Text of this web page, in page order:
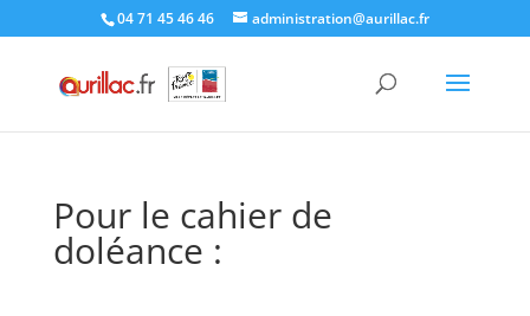
04 71 45 46 46 administration@aurillac.fr
Pour le cahier de
doléance :